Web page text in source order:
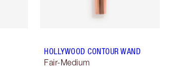
HOLLYWOOD CONTOUR WAND
Fair-Medium